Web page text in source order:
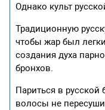
Однако культ
Традиционную
чтобы жар был
создания духа
бронхов.
Париться в
волосы не